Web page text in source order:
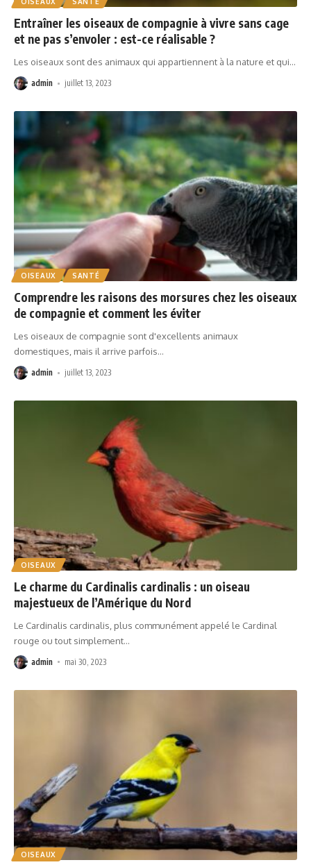
Entraîner les oiseaux de compagnie à vivre sans cage
et ne pas s’envoler : est-ce réalisable ?
Les oiseaux sont des animaux qui appartiennent à la nature et qui…
admin juillet 13, 2023
OISEAUX SANTÉ
Comprendre les raisons des morsures chez les oiseaux
de compagnie et comment les éviter
Les oiseaux de compagnie sont d'excellents animaux
domestiques, mais il arrive parfois…
admin juillet 13, 2023
OISEAUX
Le charme du Cardinalis cardinalis : un oiseau
majestueux de l’Amérique du Nord
Le Cardinalis cardinalis, plus communément appelé le Cardinal
rouge ou tout simplement…
admin mai 30, 2023
OISEAUX